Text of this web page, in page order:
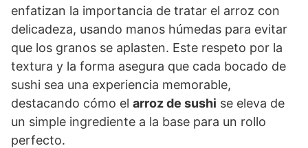
enfatizan la importancia de tratar el arroz con
delicadeza, usando manos húmedas para evitar
que los granos se aplasten. Este respeto por la
textura y la forma asegura que cada bocado de
sushi sea una experiencia memorable,
destacando cómo el arroz de sushi se eleva de
un simple ingrediente a la base para un rollo
perfecto.